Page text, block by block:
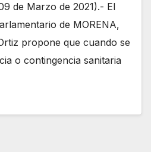
de Marzo de 2021).- El
de MORENA,
propone que cuando se
o contingencia sanitaria